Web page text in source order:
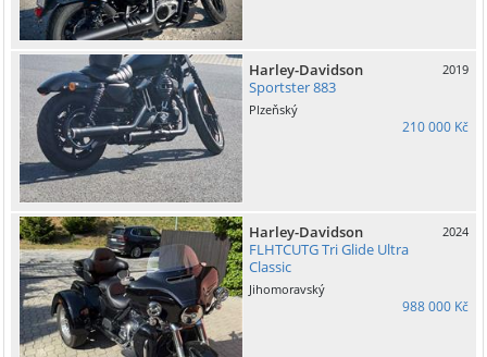
Harley-Davidson
Sportster 883
2019
Plzeňský
210 000 Kč
Harley-Davidson
FLHTCUTG Tri Glide Ultra
Classic
2024
Jihomoravský
988 000 Kč